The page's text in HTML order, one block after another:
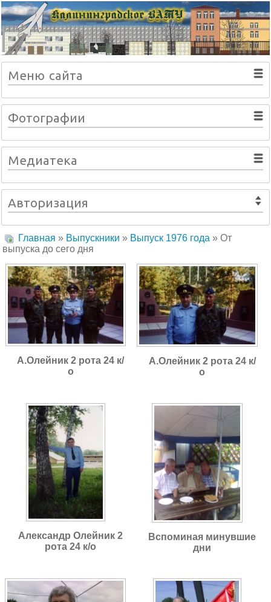
Меню сайта
Фотографии
Медиатека
Авторизация
Главная » Выпускники » Выпуск 1976 года » От
выпуска до сего дня
А.Олейник 2 рота 24 к/
о
А.Олейник 2 рота 24 к/
о
Александр Олейник 2
рота 24 к/о
Вспоминая минувшие
дни